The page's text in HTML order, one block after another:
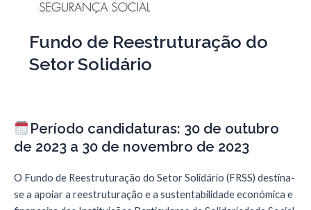
Fundo de Reestruturação do
Setor Solidário
Período candidaturas: 30 de outubro
de 2023 a 30 de novembro de 2023
O Fundo de Reestruturação do Setor Solidário (FRSS) destina-
se a apoiar a reestruturação e a sustentabilidade económica e